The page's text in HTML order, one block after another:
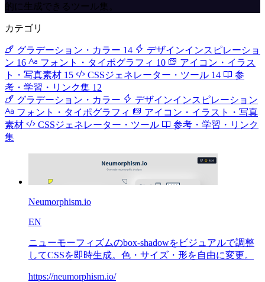
的に生成できるツール集。
カテゴリ
グラデーション・カラー 14
デザインインスピレーショ
ン 16 フォント・タイポグラフィ 10
アイコン・イラス
ト・写真素材 15 CSSジェネレーター・ツール 14
参
考・学習・リンク集 12
グラデーション・カラー
デザインインスピレーション
フォント・タイポグラフィ
アイコン・イラスト・写真
素材
CSSジェネレーター・ツール
参考・学習・リンク
集
Neumorphism.io
EN
ニューモーフィズムのbox-shadowをビジュアルで調整
してCSSを即時生成。色・サイズ・形を自由に変更。
https://neumorphism.io/